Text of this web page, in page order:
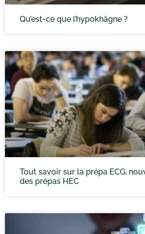
Qu’est-ce que l’hypokhâgne ?
Tout savoir sur la prépa ECG,
des prépas HEC